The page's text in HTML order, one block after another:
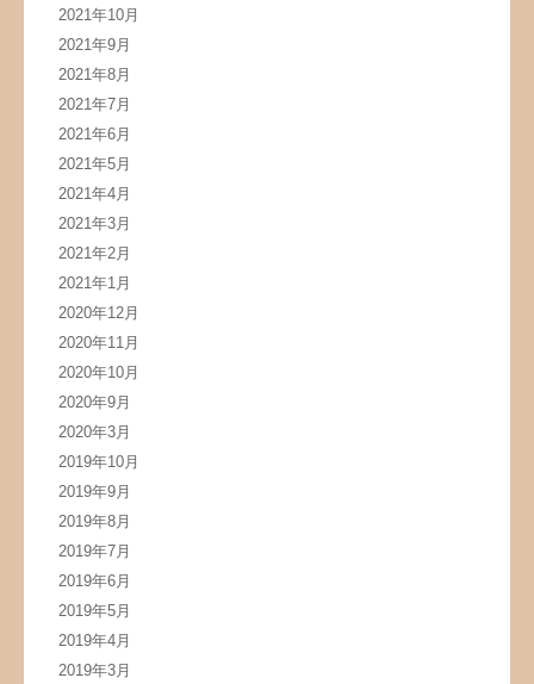
2021年10月
2021年9月
2021年8月
2021年7月
2021年6月
2021年5月
2021年4月
2021年3月
2021年2月
2021年1月
2020年12月
2020年11月
2020年10月
2020年9月
2020年3月
2019年10月
2019年9月
2019年8月
2019年7月
2019年6月
2019年5月
2019年4月
2019年3月